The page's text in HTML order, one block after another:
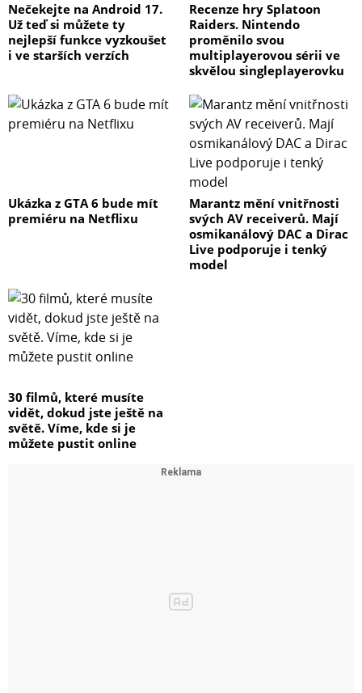
Nečekejte na Android 17.
Už teď si můžete ty
nejlepší funkce vyzkoušet
i ve starších verzích
Recenze hry Splatoon
Raiders. Nintendo
proměnilo svou
multiplayerovou sérii ve
skvělou singleplayerovku
Ukázka z GTA 6 bude mít
premiéru na Netflixu
Marantz mění vnitřnosti
svých AV receiverů. Mají
osmikanálový DAC a Dirac
Live podporuje i tenký
model
30 filmů, které musíte
vidět, dokud jste ještě na
světě. Víme, kde si je
můžete pustit online